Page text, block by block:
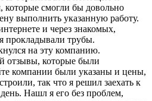
которые смогли бы довольно
выполнить указанную работу.
и через знакомых,
прокладывали трубы.
на эту компанию.
отзывы, которые были
компании были указаны и цены,
так что я решил заехать к
Нашл я его без проблем,